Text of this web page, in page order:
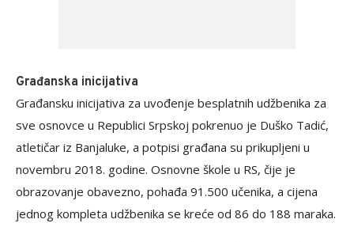
Građanska inicijativa
Građansku inicijativa za uvođenje besplatnih udžbenika za
sve osnovce u Republici Srpskoj pokrenuo je Duško Tadić,
atletičar iz Banjaluke, a potpisi građana su prikupljeni u
novembru 2018. godine. Osnovne škole u RS, čije je
obrazovanje obavezno, pohađa 91.500 učenika, a cijena
jednog kompleta udžbenika se kreće od 86 do 188 maraka.